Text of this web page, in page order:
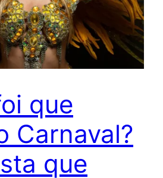
que
Carnaval?
que